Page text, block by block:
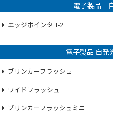
電子製品
エッジポインタ T-2
電子製品 自発
ブリンカーフラッシュ
ワイドフラッシュ
ブリンカーフラッシュミニ